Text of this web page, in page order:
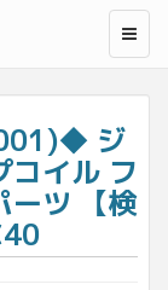
ジ
コイル フ
ーツ 【検